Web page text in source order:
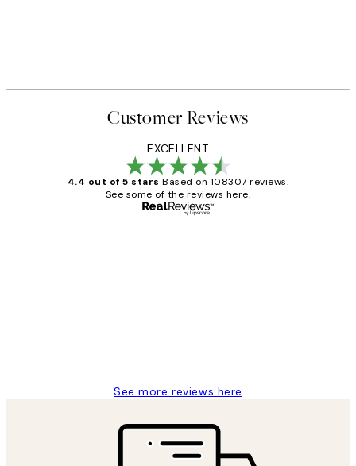
Customer Reviews
EXCELLENT
4.4 out of 5 stars Based on 108307 reviews.
See some of the reviews here.
See more reviews here